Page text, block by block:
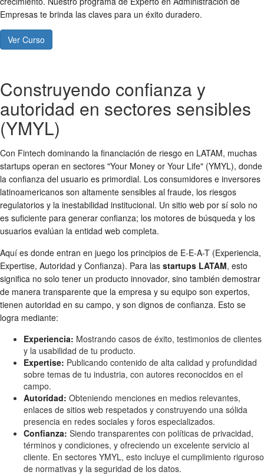
Empresas te brinda las claves para un éxito duradero.
Ver Curso
Construyendo confianza y
autoridad en sectores sensibles
(YMYL)
Con Fintech dominando la financiación de riesgo en LATAM, muchas
startups operan en sectores "Your Money or Your Life" (YMYL), donde
la confianza del usuario es primordial. Los consumidores e inversores
latinoamericanos son altamente sensibles al fraude, los riesgos
regulatorios y la inestabilidad institucional. Un sitio web por sí solo no
es suficiente para generar confianza; los motores de búsqueda y los
usuarios evalúan la entidad web completa.
Aquí es donde entran en juego los principios de E-E-A-T (Experiencia,
Expertise, Autoridad y Confianza). Para las startups LATAM, esto
significa no solo tener un producto innovador, sino también demostrar
de manera transparente que la empresa y su equipo son expertos,
tienen autoridad en su campo, y son dignos de confianza. Esto se
logra mediante:
Experiencia: Mostrando casos de éxito, testimonios de clientes
y la usabilidad de tu producto.
Expertise: Publicando contenido de alta calidad y profundidad
sobre temas de tu industria, con autores reconocidos en el
campo.
Autoridad: Obteniendo menciones en medios relevantes,
enlaces de sitios web respetados y construyendo una sólida
presencia en redes sociales y foros especializados.
Confianza: Siendo transparentes con políticas de privacidad,
términos y condiciones, y ofreciendo un excelente servicio al
cliente. En sectores YMYL, esto incluye el cumplimiento riguroso
de normativas y la seguridad de los datos.